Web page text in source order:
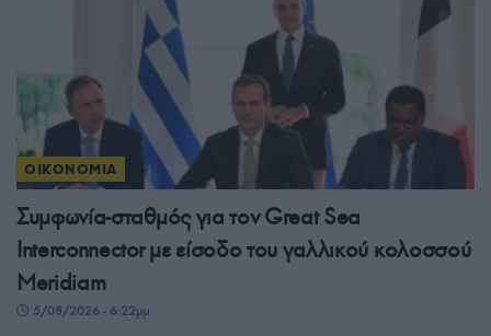
ΟΙΚΟΝΟΜΙΑ
Συμφωνία-σταθμός για τον Great Sea
Interconnector με είσοδο του γαλλικού κολοσσού
Meridiam
5/08/2026 - 6:22μμ